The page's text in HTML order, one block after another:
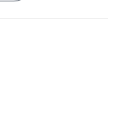
sorgen für